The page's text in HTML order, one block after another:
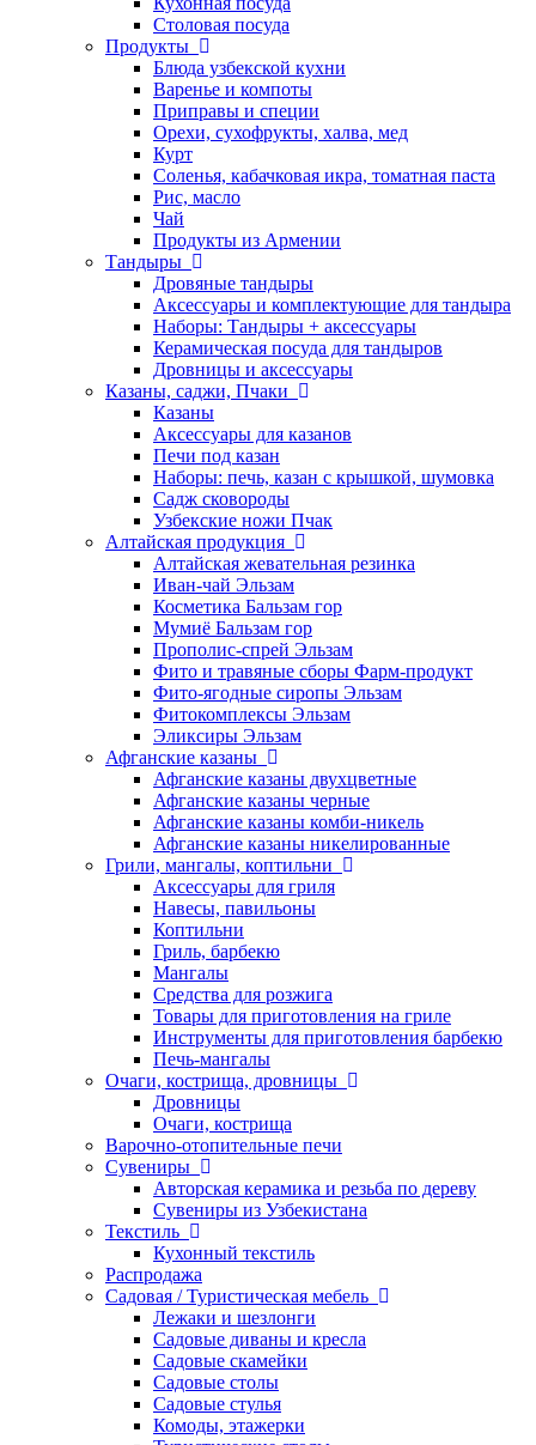
Столовая посуда
Продукты
Блюда узбекской кухни
Варенье и компоты
Приправы и специи
Орехи, сухофрукты, халва, мед
Курт
Соленья, кабачковая икра, томатная паста
Рис, масло
Чай
Продукты из Армении
Тандыры
Дровяные тандыры
Аксессуары и комплектующие для тандыра
Наборы: Тандыры + аксессуары
Керамическая посуда для тандыров
Дровницы и аксессуары
Казаны, саджи, Пчаки
Казаны
Аксессуары для казанов
Печи под казан
Наборы: печь, казан с крышкой, шумовка
Садж сковороды
Узбекские ножи Пчак
Алтайская продукция
Алтайская жевательная резинка
Иван-чай Эльзам
Косметика Бальзам гор
Мумиё Бальзам гор
Прополис-спрей Эльзам
Фито и травяные сборы Фарм-продукт
Фито-ягодные сиропы Эльзам
Фитокомплексы Эльзам
Эликсиры Эльзам
Афганские казаны
Афганские казаны двухцветные
Афганские казаны черные
Афганские казаны комби-никель
Афганские казаны никелированные
Грили, мангалы, коптильни
Аксессуары для гриля
Навесы, павильоны
Коптильни
Гриль, барбекю
Мангалы
Средства для розжига
Товары для приготовления на гриле
Инструменты для приготовления барбекю
Печь-мангалы
Очаги, кострища, дровницы
Дровницы
Очаги, кострища
Варочно-отопительные печи
Сувениры
Авторская керамика и резьба по дереву
Сувениры из Узбекистана
Текстиль
Кухонный текстиль
Распродажа
Садовая / Туристическая мебель
Лежаки и шезлонги
Садовые диваны и кресла
Садовые скамейки
Садовые столы
Садовые стулья
Комоды, этажерки